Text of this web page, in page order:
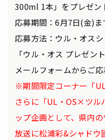
300ml 1本」をプレゼン
応募期間：6月7日(金)ま
応募方法：ウル・オスシ
「ウル・オス プレゼン
メールフォームからご応
※期間限定コーナー「
さらに「UL・OS×ツル
ップ企画として、県内
放送に松浦彩&シャドウ